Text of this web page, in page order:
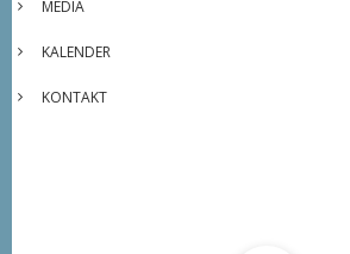
MEDIA
KALENDER
KONTAKT